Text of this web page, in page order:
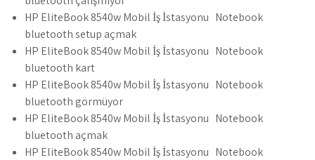
HP EliteBook 8540w Mobil İş İstasyonu Notebook
bluetooth setup açmak
HP EliteBook 8540w Mobil İş İstasyonu Notebook
bluetooth kart
HP EliteBook 8540w Mobil İş İstasyonu Notebook
bluetooth görmüyor
HP EliteBook 8540w Mobil İş İstasyonu Notebook
bluetooth açmak
HP EliteBook 8540w Mobil İş İstasyonu Notebook